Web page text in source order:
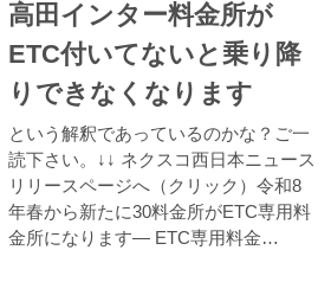
高田インター料金所が
ETC付いてないと乗り降
りできなくなります
という解釈であっているのかな？ご一
読下さい。↓↓ ネクスコ西日本ニュース
リリースページへ（クリック）令和8
年春から新たに30料金所がETC専用料
金所になります― ETC専用料金…